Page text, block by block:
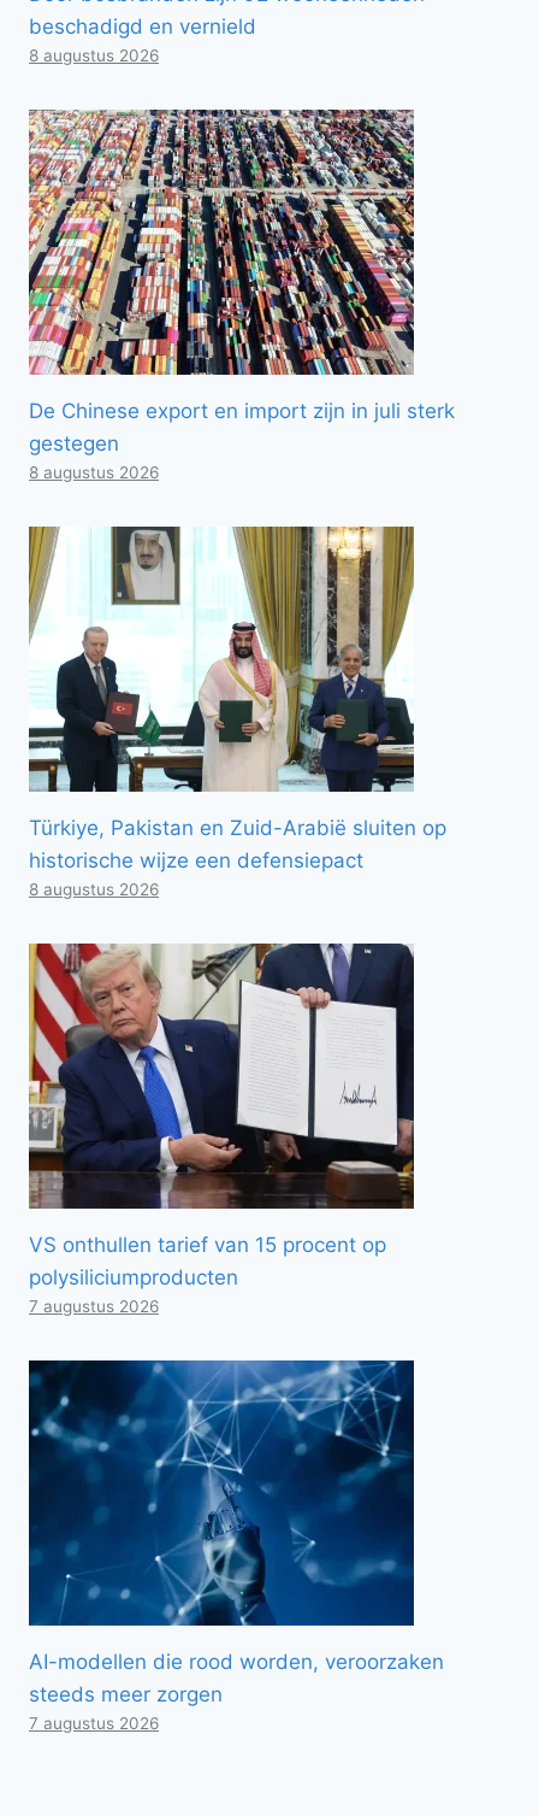
beschadigd en vernield
8 augustus 2026
De Chinese export en import zijn in juli sterk
gestegen
8 augustus 2026
Türkiye, Pakistan en Zuid-Arabië sluiten op
historische wijze een defensiepact
8 augustus 2026
VS onthullen tarief van 15 procent op
polysiliciumproducten
7 augustus 2026
AI-modellen die rood worden, veroorzaken
steeds meer zorgen
7 augustus 2026